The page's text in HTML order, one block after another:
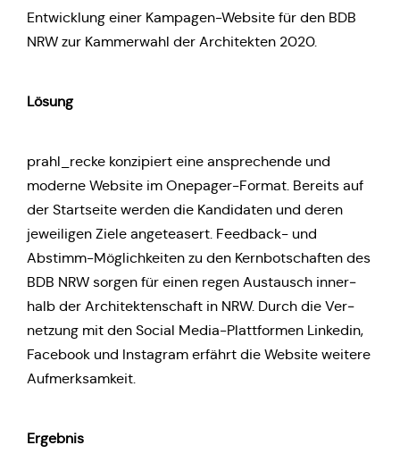
Ent­wick­lung einer Kam­pa­gen-Website für den BDB
NRW zur Kam­mer­wahl der Archi­tek­ten 2020.
Lösung
prahl_recke kon­zi­piert eine anspre­chen­de und
moderne Website im One­pager-Format. Bereits auf
der Start­sei­te werden die Kan­di­da­ten und deren
jewei­li­gen Ziele ange­teasert. Feed­back- und
Abstimm-Mög­lich­kei­ten zu den Kern­bot­schaf­ten des
BDB NRW sorgen für einen regen Aus­tausch inner­
halb der Archi­tek­ten­schaft in NRW. Durch die Ver­
net­zung mit den Social Media-Platt­for­men Lin­ke­din,
Face­book und Insta­gram erfährt die Website weitere
Aufmerksamkeit.
Ergeb­nis